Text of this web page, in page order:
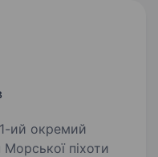
Морської піхоти